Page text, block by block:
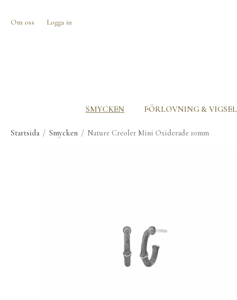
Om oss Logga in
SMYCKEN FÖRLOVNING & VIGSEL
Startsida / Smycken / Nature Creoler Mini Oxiderade 10mm